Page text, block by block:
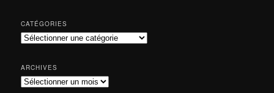
CATÉGORIES
Catégories
ARCHIVES
Archives